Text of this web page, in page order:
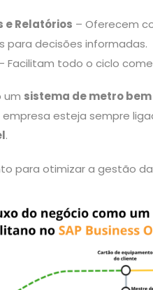
e Relatórios – Oferecem
para decisões informadas.
Facilitam todo o ciclo
um sistema de metro
esteja sempre
.
para otimizar a gestão